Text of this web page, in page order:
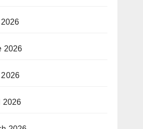
2026
2026
2026